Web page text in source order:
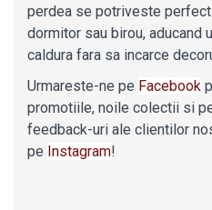
perdea se potriveste
dormitor sau birou, aducand
caldura fara sa incarce
Urmareste-ne pe Facebook
promotiile, noile colectii si
feedback-uri ale clientilor
pe Instagram!